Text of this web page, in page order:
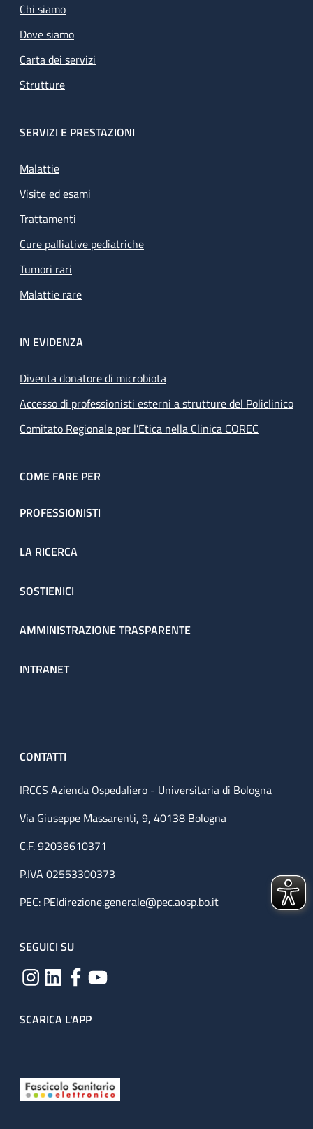
Chi siamo
Dove siamo
Carta dei servizi
Strutture
SERVIZI E PRESTAZIONI
Malattie
Visite ed esami
Trattamenti
Cure palliative pediatriche
Tumori rari
Malattie rare
IN EVIDENZA
Diventa donatore di microbiota
Accesso di professionisti esterni a strutture del Policlinico
Comitato Regionale per l’Etica nella Clinica COREC
COME FARE PER
PROFESSIONISTI
LA RICERCA
SOSTIENICI
AMMINISTRAZIONE TRASPARENTE
INTRANET
CONTATTI
IRCCS Azienda Ospedaliero - Universitaria di Bologna
Via Giuseppe Massarenti, 9, 40138 Bologna
C.F. 92038610371
P.IVA 02553300373
PEC: PEIdirezione.generale@pec.aosp.bo.it
SEGUICI SU
SCARICA L'APP